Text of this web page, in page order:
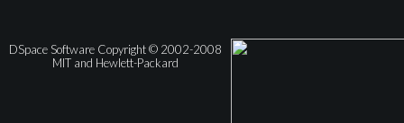
DSpace Software Copyright © 2002-2008
MIT and Hewlett-Packard